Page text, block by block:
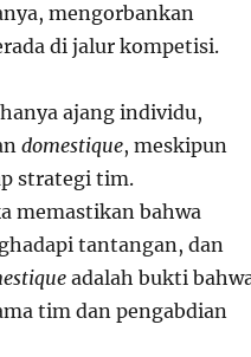
mengorbankan
di jalur kompetisi.
ajang individu,
domestique, meskipun
strategi tim.
memastikan bahwa
tantangan, dan
adalah bukti
tim dan pengabdian